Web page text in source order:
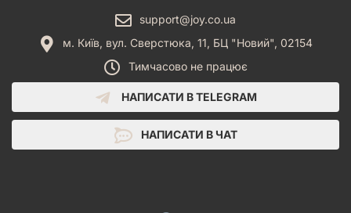
support@joy.co.ua
м. Київ, вул. Сверстюка, 11, БЦ "Новий", 02154
Тимчасово не працює
НАПИСАТИ В TELEGRAM
НАПИСАТИ В ЧАТ